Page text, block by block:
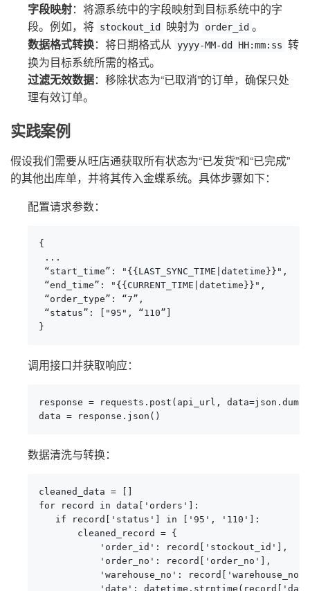
字段映射：将源系统中的字段映射到目标系统中的字
段。例如，将 stockout_id 映射为 order_id 。
数据格式转换：将日期格式从 yyyy-MM-dd HH:mm:ss 转
换为目标系统所需的格式。
过滤无效数据：移除状态为“已取消”的订单，确保只处
理有效订单。
实践案例
假设我们需要从旺店通获取所有状态为“已发货”和“已完成”
的其他出库单，并将其传入金蝶系统。具体步骤如下：
配置请求参数：
{
...
“start_time”: "{{LAST_SYNC_TIME|datetime}}",
“end_time”: "{{CURRENT_TIME|datetime}}",
“order_type”: “7”,
“status”: ["95", “110”]
}
调用接口并获取响应：
response = requests.post(api_url,
data = response.json()
数据清洗与转换：
cleaned_data = []
for record in data['orders']:
   if record['status'] in ['95', '110']:
       cleaned_record = {
           'order_id': record['stockout_id'],
           'order_no': record['order_no'],
'warehouse_no':
'date':